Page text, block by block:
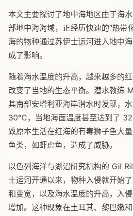
本文主要探讨了地中海地区由于海
部地中海海域，正经历快速的“热带
海的物种通过苏伊士运河进入地中
成了影响。
随着海水温度的升高，越来越多的红
改变了当地的生态平衡。潜水教练
其南部安塔利亚海岸潜水时发现，
30℃，当地海面温度甚至达到了
致原本生活在红海的有毒狮子鱼大
鱼类，如虾虎鱼，造成了威胁。
以色列海洋与湖沼研究机构的 Gil
士运河开通以来，物种入侵就开始
和变宽，以及海水温度的升高，入
增加。这种现象在土耳其、黎巴嫩